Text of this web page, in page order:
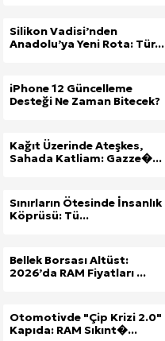
Silikon Vadisi’nden
Anadolu’ya Yeni Rota: Tür...
iPhone 12 Güncelleme
Desteği Ne Zaman Bitecek?
Kağıt Üzerinde Ateşkes,
Sahada Katliam: Gazze�...
Sınırların Ötesinde İnsanlık
Köprüsü: Tü...
Bellek Borsası Altüst:
2026’da RAM Fiyatları ...
Otomotivde "Çip Krizi 2.0"
Kapıda: RAM Sıkınt�...